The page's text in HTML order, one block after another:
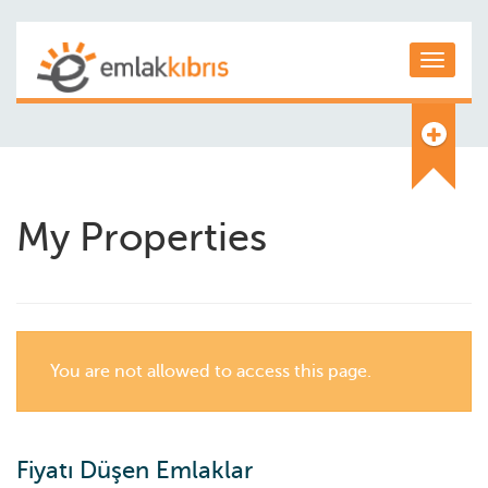
My Properties
You are not allowed to access this page.
Fiyatı Düşen Emlaklar